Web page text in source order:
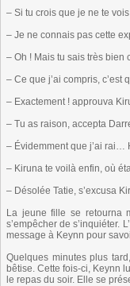
– Si tu crois que je ne te
– Je ne connais pas cette
– Oh ! Mais tu sais très bien
– Ce que j’ai compris, c’est
– Exactement ! approuva
– Tu as raison, accepta
– Évidemment que j’ai rai…
– Kiruna te voilà enfin, où
– Désolée Tatie, s’excusa
La jeune fille se retourna
s’empêcher de s’inquiéter.
message à Keynn pour
Quelques minutes plus
bêtise. Cette fois-ci, Keynn
le repas du soir. Elle se